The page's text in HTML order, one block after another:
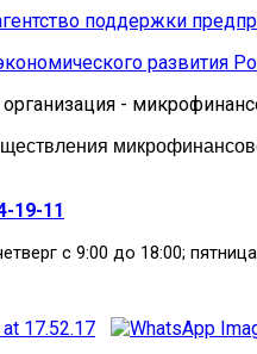
развития
-
19-11
с 9:00 до 18:00;